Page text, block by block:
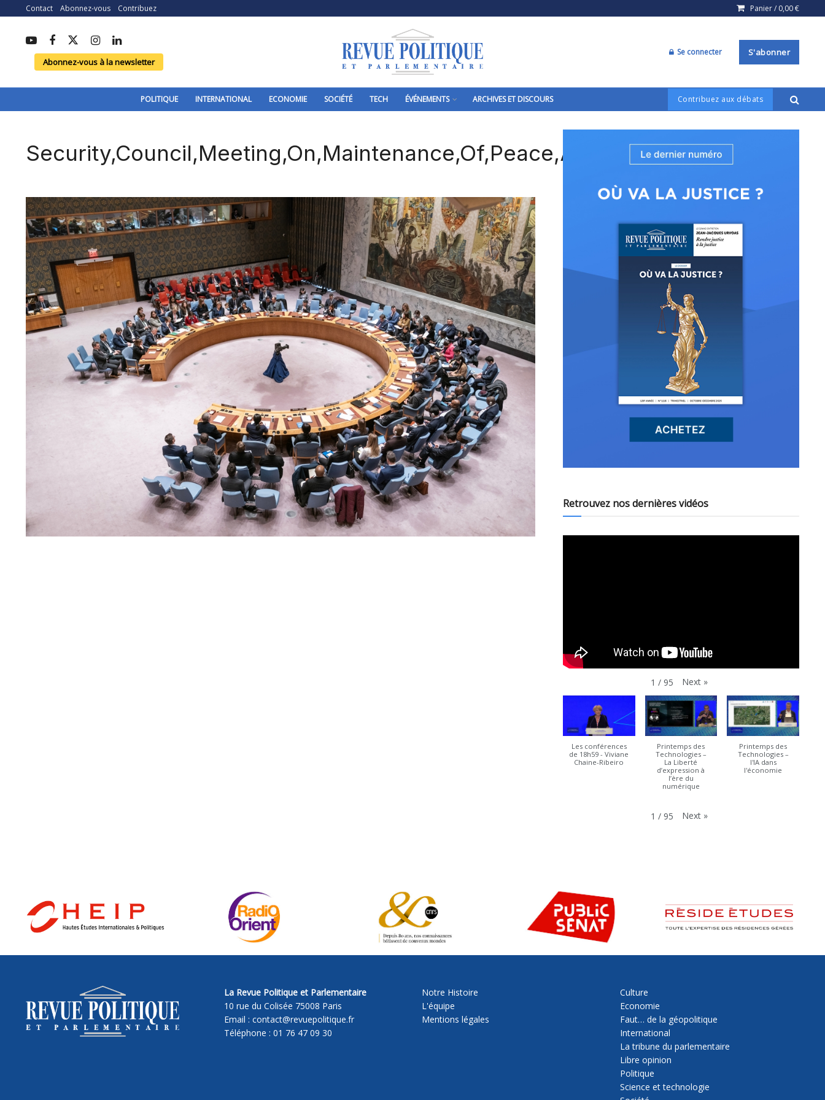
Contact Abonnez-vous Contribuez Panier / 0,00€
Abonnez-vous à la newsletter
Se connecter S'abonner
POLITIQUE INTERNATIONAL ECONOMIE SOCIÉTÉ TECH ÉVÉNEMENTS ARCHIVES ET DISCOURS Contribuez aux débats
Security,Council,Meeting,On,Maintenance,Of,Peace,And,Security,Of
Retrouvez nos dernières vidéos
1 / 95 Next »
Les conférences
de 18h59 - Viviane
Chaine-Ribeiro
Printemps des
Technologies –
La Liberté
d’expression à
l’ère du
numérique
Printemps des
Technologies –
l'IA dans
l'économie
1 / 95 Next »
La Revue Politique et Parlementaire
10 rue du Colisée 75008 Paris
Email : contact@revuepolitique.fr
Téléphone : 01 76 47 09 30
Notre Histoire
L'équipe
Mentions légales
Culture
Economie
Faut… de la géopolitique
International
La tribune du parlementaire
Libre opinion
Politique
Science et technologie